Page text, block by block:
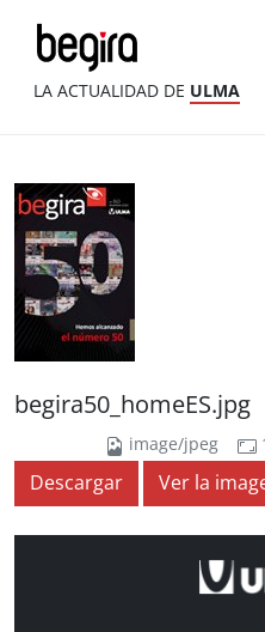
LA ACTUALIDAD DE ULMA
begira50_homeES.jpg
image/jpeg
Descargar Ver la